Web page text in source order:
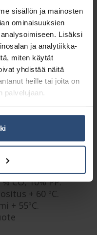
sisällön ja mainosten
ominaisuuksien
Lisäksi
ja analytiikka-
miten käytät
yhdistää näitä
heille tai joita on
palvelujaan.
OSTOSKORIIN
CO, 10% PP.
+ 60 ºC.
+ 55ºC.